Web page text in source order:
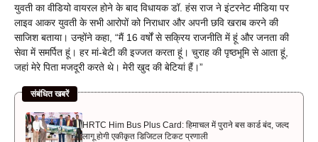
युवती का वीडियो वायरल होने के बाद विधायक डॉ. हंस राज ने इंटरनेट मीडिया पर
लाइव आकर युवती के सभी आरोपों को निराधार और अपनी छवि खराब करने की
साजिश बताया। उन्होंने कहा, “मैं 16 वर्षों से सक्रिय राजनीति में हूं और जनता की
सेवा में समर्पित हूं। हर मां-बेटी की इज्जत करता हूं। चुराह की पृष्ठभूमि से आता हूं,
जहां मेरे पिता मजदूरी करते थे। मेरी खुद की बेटियां हैं।”
संबंधित खबरें
HRTC Him Bus Plus Card: हिमाचल में पुराने बस कार्ड बंद, जल्द
लागू होगी एकीकृत डिजिटल टिकट प्रणाली